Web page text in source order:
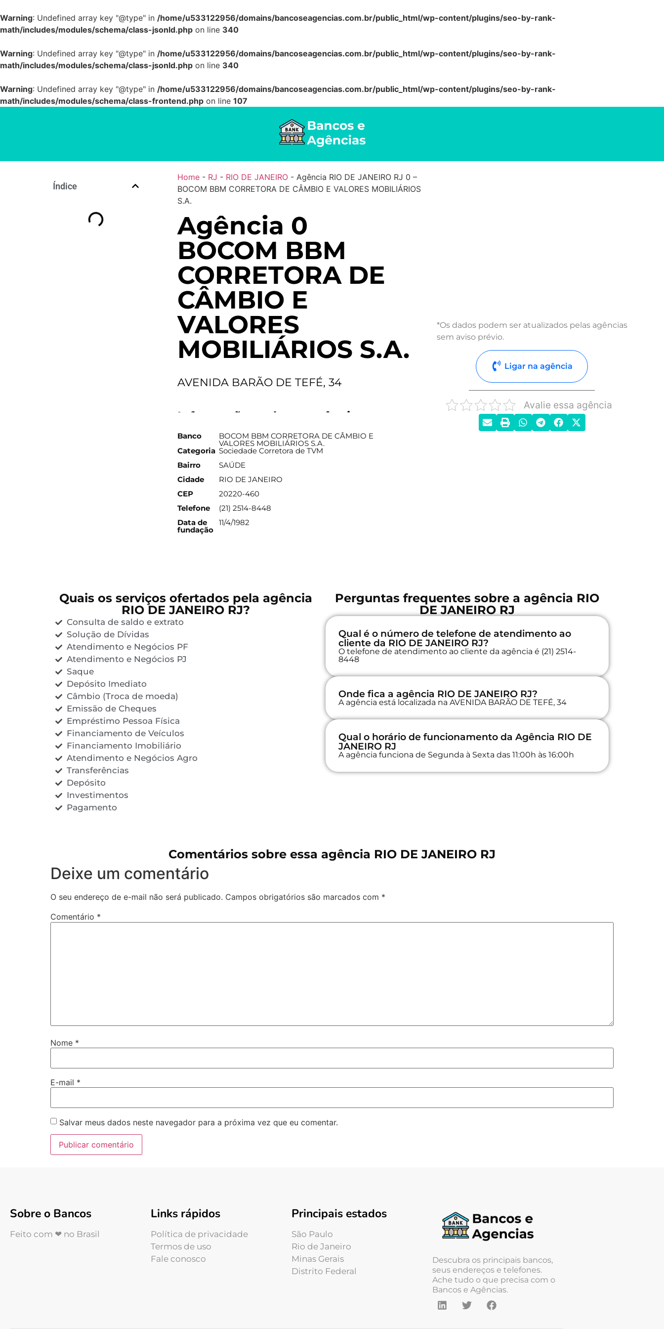
Warning: Undefined array key "@type" in /home/u533122956/domains/bancoseagencias.com.br/public_html/wp-content/plugins/seo-by-rank-
math/includes/modules/schema/class-jsonld.php on line 340
Warning: Undefined array key "@type" in /home/u533122956/domains/bancoseagencias.com.br/public_html/wp-content/plugins/seo-by-rank-
math/includes/modules/schema/class-jsonld.php on line 340
Warning: Undefined array key "@type" in /home/u533122956/domains/bancoseagencias.com.br/public_html/wp-content/plugins/seo-by-rank-
math/includes/modules/schema/class-frontend.php on line 107
Índice
Home- RJ - RIO DE JANEIRO- Agência RIO DE JANEIRO RJ 0 –
BOCOM BBM CORRETORA DE CÂMBIO E VALORES MOBILIÁRIOS
S.A.
Agência 0
BOCOM BBM
CORRETORA DE
CÂMBIO E
VALORES
MOBILIÁRIOS S.A.
AVENIDA BARÃO DE TEFÉ, 34
Informações sobre a agência
Banco BOCOM BBM CORRETORA DE CÂMBIO E
VALORES MOBILIÁRIOS S.A.
Categoria Sociedade Corretora de TVM
Bairro
SAÚDE
Cidade
RIO DE JANEIRO
CEP
20220-460
Telefone
(21) 2514-8448
Data de
fundação
11/4/1982
*Os dados podem ser atualizados pelas agências
sem aviso prévio.
Ligar na agência
Avalie essa agência
Quais os serviços ofertados pela agência
RIO DE JANEIRO RJ?
Consulta de saldo e extrato
Solução de Dívidas
Atendimento e Negócios PF
Atendimento e Negócios PJ
Saque
Depósito Imediato
Câmbio (Troca de moeda)
Emissão de Cheques
Empréstimo Pessoa Física
Financiamento de Veículos
Financiamento Imobiliário
Atendimento e Negócios Agro
Transferências
Depósito
Investimentos
Pagamento
Perguntas frequentes sobre a agência RIO
DE JANEIRO RJ
Qual é o número de telefone de atendimento ao
cliente da RIO DE JANEIRO RJ?
O telefone de atendimento ao cliente da agência é (21) 2514-
8448
Onde fica a agência RIO DE JANEIRO RJ?
A agência está localizada na AVENIDA BARÃO DE TEFÉ, 34
Qual o horário de funcionamento da Agência RIO DE
JANEIRO RJ
A agência funciona de Segunda à Sexta das 11:00h às 16:00h
Comentários sobre essa agência RIO DE JANEIRO RJ
Deixe um comentário
O seu endereço de e-mail não será publicado. Campos obrigatórios são marcados com *
Comentário *
Nome *
E-mail *
Salvar meus dados neste navegador para a próxima vez que eu comentar.
Sobre o Bancos
Feito com ❤ no Brasil
Links rápidos
Política de privacidade
Termos de uso
Fale conosco
Principais estados
São Paulo
Rio de Janeiro
Minas Gerais
Distrito Federal
Descubra os principais bancos,
seus endereços e telefones.
Ache tudo o que precisa com o
Bancos e Agências.